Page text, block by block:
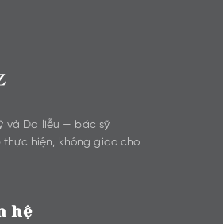
và Da liễu — bác sỹ
hiện, không giao cho
hệ